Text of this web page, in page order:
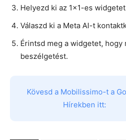
Helyezd ki az 1×1-es
Válaszd ki a Meta AI-t
Érintsd meg a widgetet, hogy
beszélgetést.
Kövesd a Mobilissimo-t a
Hírekben itt: